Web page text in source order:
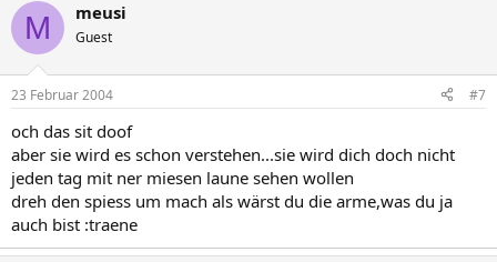
M meusi
Guest
23 Februar 2004 #7
och das sit doof
aber sie wird es schon verstehen...sie wird dich doch nicht
jeden tag mit ner miesen laune sehen wollen
dreh den spiess um mach als wärst du die arme,was du ja
auch bist :traene